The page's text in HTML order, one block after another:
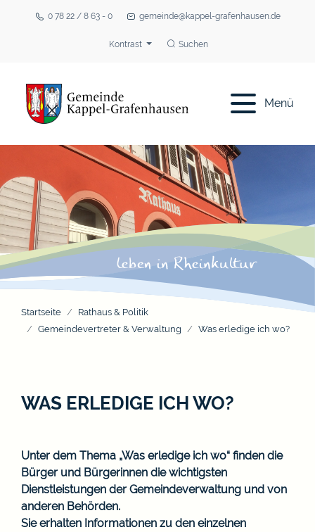
0 78 22 / 8 63 - 0 gemeinde@kappel-grafenhausen.de
Kontrast Suchen
Menü
Startseite
Rathaus & Politik
Gemeindevertreter & Verwaltung
Was erledige ich wo?
WAS ERLEDIGE ICH WO?
Unter dem Thema „Was erledige ich wo“ finden die
Bürger und Bürgerinnen die wichtigsten
Dienstleistungen der Gemeindeverwaltung und von
anderen Behörden.
Sie erhalten Informationen zu den einzelnen